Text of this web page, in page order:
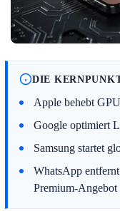
DIE
Apple behebt
Google optimiert
Samsung startet
WhatsApp
Premium-Angebot